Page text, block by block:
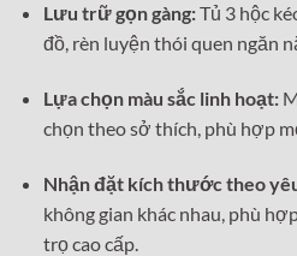
Lưu trữ gọn gàng:Tủ 3 hộc
đồ, rèn luyện thói quen ngăn
Lựa chọn màu sắc linh hoạt:
chọn theo sở thích, phù hợp
Nhận đặt kích thước theo
không gian khác nhau, phù
trọ cao cấp.